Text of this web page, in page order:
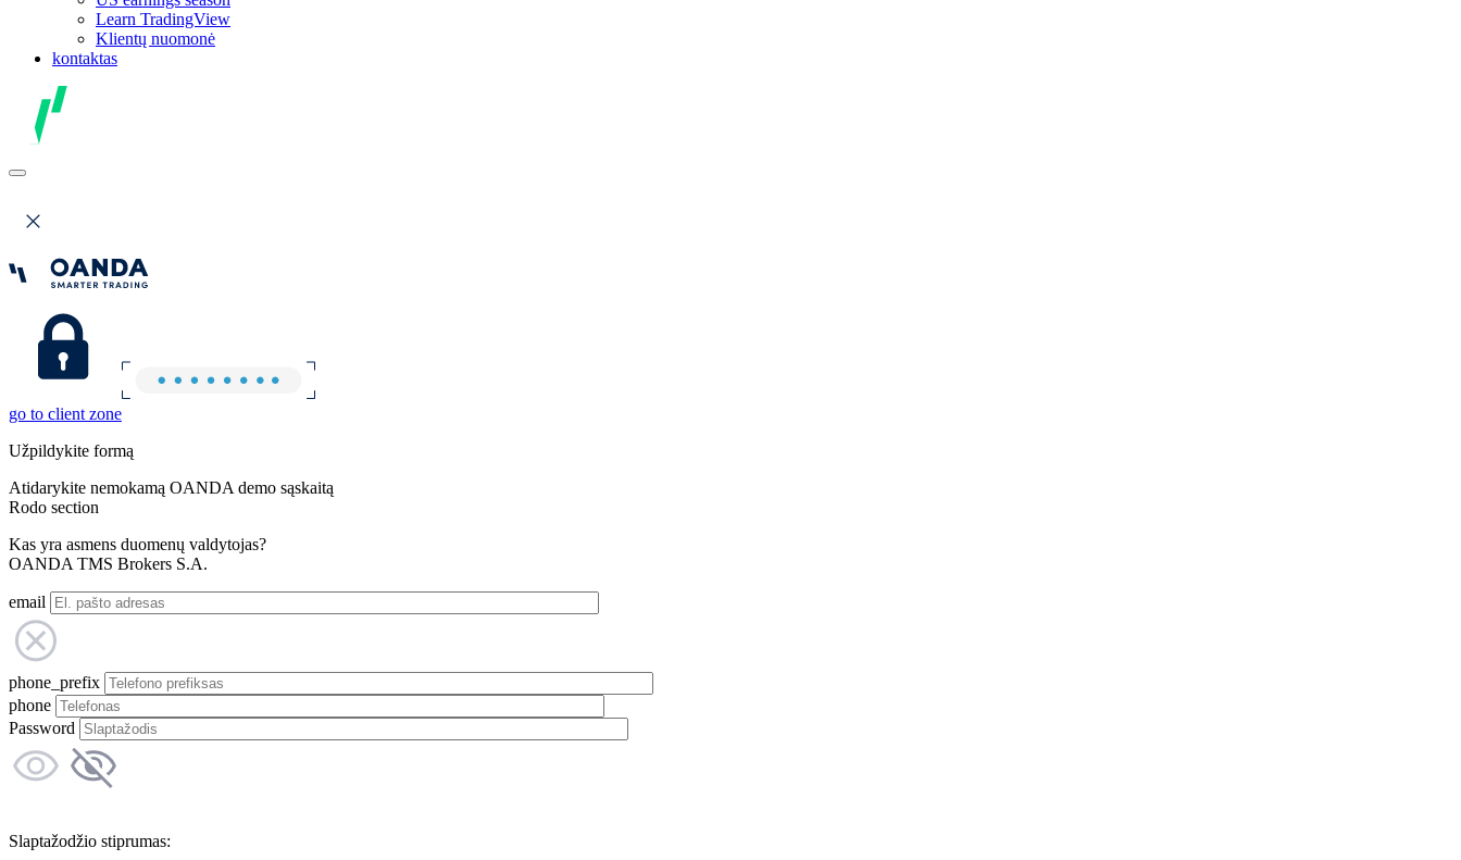
Learn TradingView
Klientų nuomonė
kontaktas
go to client zone
Užpildykite formą
Atidarykite nemokamą OANDA demo sąskaitą
Rodo section
Kas yra asmens duomenų valdytojas?
OANDA TMS Brokers S.A.
email
phone_prefix
phone
Password
Slaptažodžio stiprumas: